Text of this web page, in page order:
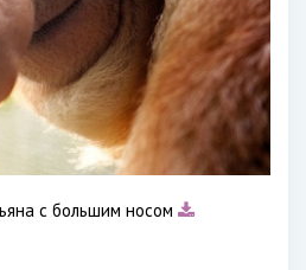
с большим носом